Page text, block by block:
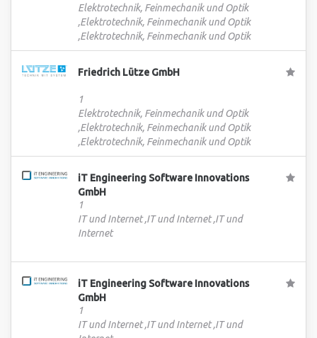
Elektrotechnik, Feinmechanik und Optik
,Elektrotechnik, Feinmechanik und Optik
,Elektrotechnik, Feinmechanik und Optik
Friedrich Lütze GmbH
1
Elektrotechnik, Feinmechanik und Optik
,Elektrotechnik, Feinmechanik und Optik
,Elektrotechnik, Feinmechanik und Optik
iT Engineering Software Innovations
GmbH
1
IT und Internet ,IT und Internet ,IT und
Internet
iT Engineering Software Innovations
GmbH
1
IT und Internet ,IT und Internet ,IT und